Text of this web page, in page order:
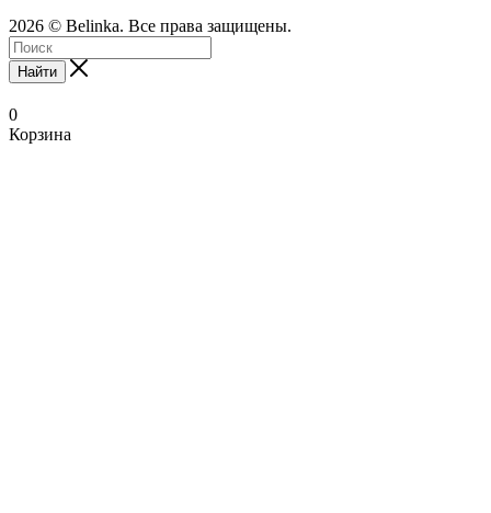
2026 © Belinka. Все права защищены.
Найти
0
Корзина